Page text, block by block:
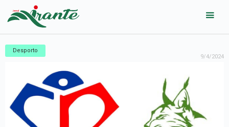
Desporto
9/4/2024